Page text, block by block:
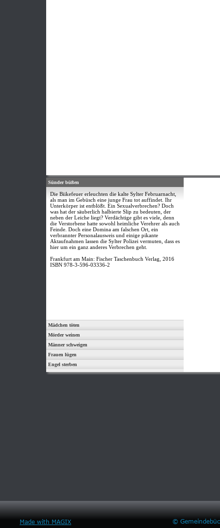
Made with MAGIX ©
Sünder büßen
Die Biikefeuer erleuchten die kalte Sylter Februarnacht,
als man im Gebüsch eine junge Frau tot auffindet. Ihr
Unterkörper ist entblößt. Ein Sexualverbrechen? Doch
was hat der säuberlich halbierte Slip zu bedeuten, der
neben der Leiche liegt? Verdächtige gibt es viele, denn
die Verstorbene hatte sowohl heimliche Verehrer als auch
Feinde. Doch eine Domina am falschen Ort, ein
verbrannter Personalausweis und einige pikante
Aktaufnahmen lassen die Sylter Polizei vermuten, dass es
hier um ein ganz anderes Verbrechen geht.
Frankfurt am Main: Fischer Taschenbuch Verlag, 2016
ISBN 978-3-596-03336-2
Mädchen töten
Mörder weinen
Männer schweigen
Frauen lügen
Engel sterben